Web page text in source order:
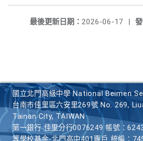
最後更新日期： 2026-06-17
|
國立北門高級中學 National Beimen
台南市佳里區六安里269號 No. 269,
Tainan City, TAIWAN
第一銀行 佳里分行0076249 帳號：
等學校基金-北門高中401專戶 統編：